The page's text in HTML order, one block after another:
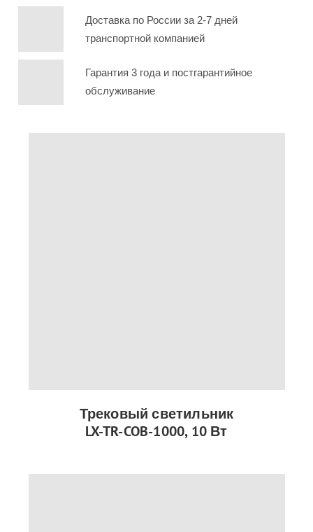
Доставка по России за 2-7 дней
транспортной компанией
Гарантия 3 года и постгарантийное
обслуживание
Трековый светильник
LX-TR-COB-1000, 10 Вт